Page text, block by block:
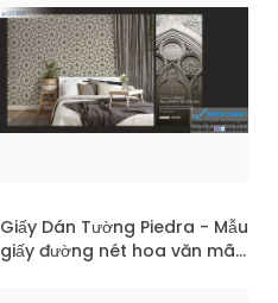
Giấy Dán Tường Piedra - Mẫu
giấy đường nét hoa văn mã